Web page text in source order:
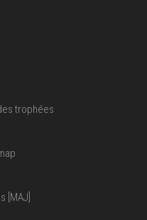
trophées
[MAJ]